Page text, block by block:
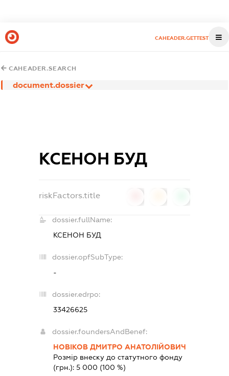
CAHEADER.GETTEST
CAHEADER.SEARCH
document.dossier
КСЕНОН БУД
riskFactors.title
dossier.fullName:
КСЕНОН БУД
dossier.opfSubType:
-
dossier.edrpo:
33426625
dossier.foundersAndBenef:
НОВІКОВ ДМИТРО АНАТОЛІЙОВИЧ
Розмір внеску до статутного фонду
(грн.): 5 000 (100 %)